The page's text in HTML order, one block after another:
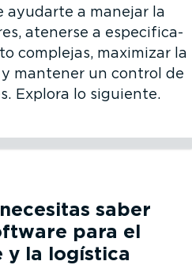
ayudarte a manejar la
atenerse a especi­fi­ca­
complejas, maximizar la
mantener un control de
Explora lo siguiente.
saber
para el
y la logística